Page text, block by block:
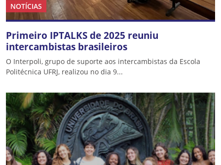
NOTÍCIAS
Primeiro IPTALKS de 2025 reuniu
intercambistas brasileiros
O Interpoli, grupo de suporte aos intercambistas da Escola
Politécnica UFRJ, realizou no dia 9...